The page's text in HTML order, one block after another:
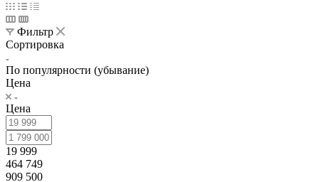
Фильтр
Сортировка
По популярности (убывание)
Цена
Цена
19 999
464 749
909 500